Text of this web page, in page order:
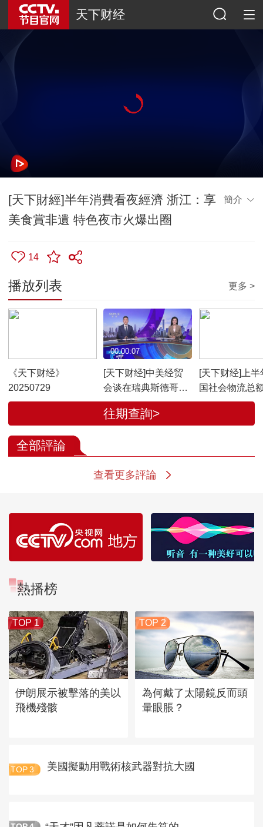
天下财经
[天下財經]半年消費看夜經濟 浙江：享
美食賞非遺 特色夜市火爆出圈
簡介
14
播放列表 更多 >
《天下财经》
20250729
[天下财经]中美经贸
会谈在瑞典斯德哥尔
摩开始举行
00:00:07
[天下财经]上半
国社会物流总
171.3万亿元
往期查詢>
全部評論
查看更多評論
熱播榜
TOP 1
伊朗展示被擊落的美以
飛機殘骸
TOP 2
為何戴了太陽鏡反而頭
暈眼脹？
TOP 3 美國擬動用戰術核武器對抗大國